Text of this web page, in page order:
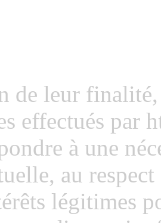
de leur finalité,
effectués par
à une
au
légitimes